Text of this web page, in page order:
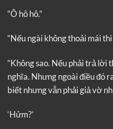
“Ô hô hô.”
“Nếu ngài không thoải mái
“Không sao. Nếu phải trả lời
nghĩa. Nhưng ngoài điều đó
biết nhưng vẫn phải giả vờ
‘Hửm?’